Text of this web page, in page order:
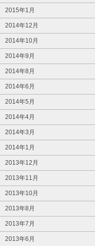
2015年1月
2014年12月
2014年10月
2014年9月
2014年8月
2014年6月
2014年5月
2014年4月
2014年3月
2014年1月
2013年12月
2013年11月
2013年10月
2013年8月
2013年7月
2013年6月